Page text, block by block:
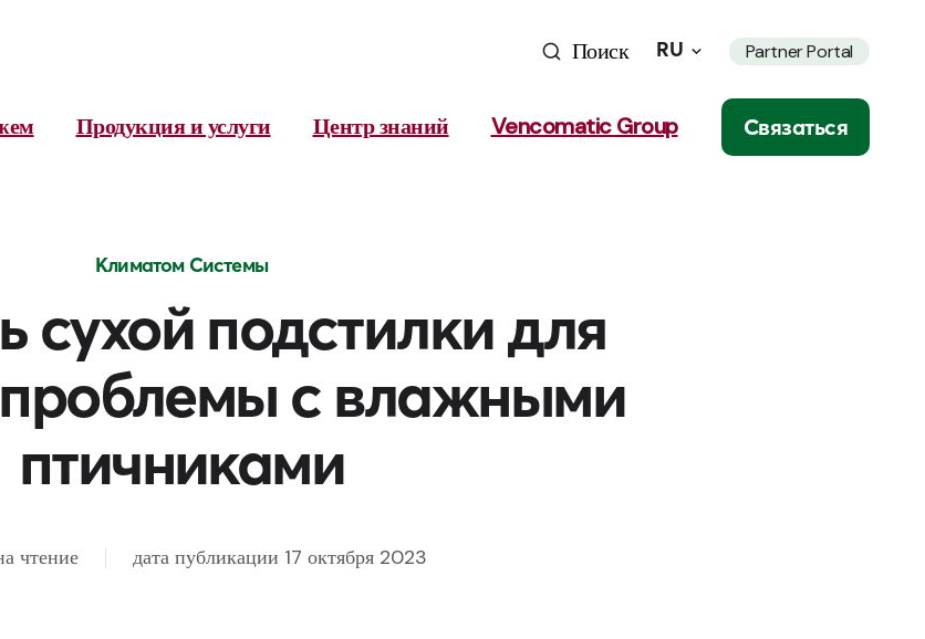
Поиск RU Partner Portal
Продукция и услуги Центр знаний Vencomatic Group Связаться
Климатом Системы
сухой подстилки для
с влажными
птичниками
чтение дата публикации 17 октября 2023